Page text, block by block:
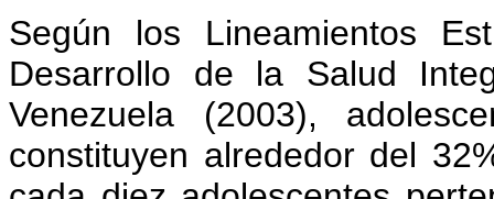
Según los Lineamientos
Desarrollo de la Salud
Venezuela (2003),
constituyen alrededor del